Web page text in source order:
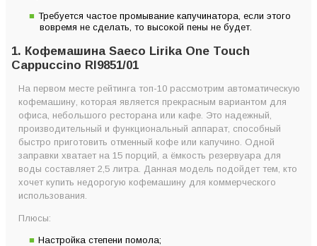
Требуется частое промывание капучинатора, если этого
вовремя не сделать, то высокой пены не будет.
1. Кофемашина Saeco Lirika One Touch
Cappuccino RI9851/01
На первом месте рейтинга топ-10 рассмотрим автоматическую
кофемашину, которая является прекрасным вариантом для
офиса, небольшого ресторана или кафе. Это надежный,
производительный и функциональный аппарат, способный
быстро приготовить отменный кофе или капучино. Одной
заправки хватает на 15 порций, а ёмкость резервуара для
воды составляет 2,5 литра. Данная модель подойдет тем, кто
хочет купить недорогую кофемашину для коммерческого
использования.
Плюсы:
Настройка степени помола;